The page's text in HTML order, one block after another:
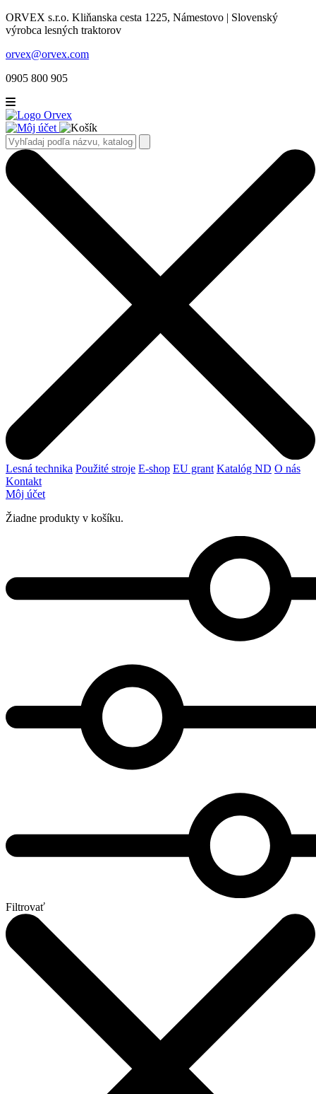
ORVEX s.r.o. Kliňanska cesta 1225, Námestovo | Slovenský
výrobca lesných traktorov
orvex@orvex.com
0905 800 905
Lesná technika Použité stroje E-shop EU grant Katalóg ND O nás
Kontakt
Môj účet
Žiadne produkty v košíku.
Filtrovať